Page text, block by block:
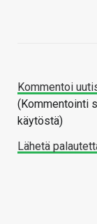
Kommentoi
(Kommentointi
käytöstä)
Lähetä